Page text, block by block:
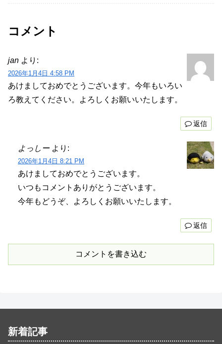
コメント
jan より:
2026年1月4日 4:58 PM
あけましておめでとうございます。今年もいろい
ろ教えてください。よろしくお願いいたします。
返信
よっしー より:
2026年1月4日 8:21 PM
あけましておめでとうございます。
いつもコメントありがとうございます。
今年もどうぞ、よろしくお願いいたします。
返信
コメントを書き込む
新着記事